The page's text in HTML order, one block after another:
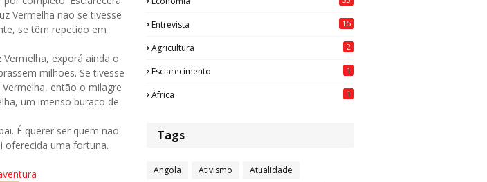
Vermelha não se tivesse
se têm repetido em
exporá ainda o
milhões. Se tivesse
então o milagre
um imenso buraco de
É querer ser quem não
oferecida uma fortuna.
Entrevista 15
Agricultura 2
Esclarecimento 1
África 1
Tags
Angola Ativismo
Atualidade